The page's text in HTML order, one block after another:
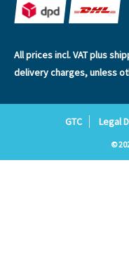
All prices incl. VAT plus
delivery charges, unless
GTC Legal
©